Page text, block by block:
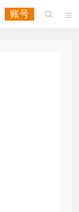

账号 